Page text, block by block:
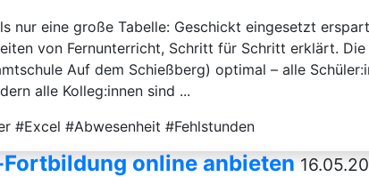
nur eine große Tabelle: Geschickt eingesetzt
von Fernunterricht, Schritt für Schritt erklärt.
Auf dem Schießberg) optimal – alle
alle Kolleg:innen sind ...
#Excel #Abwesenheit #Fehlstunden
Fortbildung online anbieten